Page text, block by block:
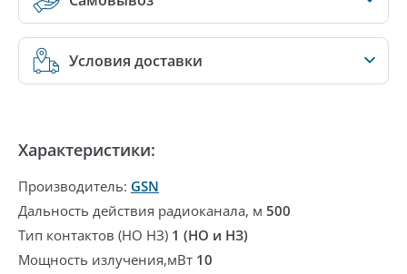
Условия доставки
Характеристики:
Производитель: GSN
Дальность действия радиоканала, м 500
Тип контактов (НО НЗ) 1 (НО и НЗ)
Мощность излучения,мВт 10